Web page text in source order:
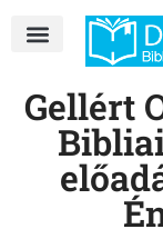
Gellért